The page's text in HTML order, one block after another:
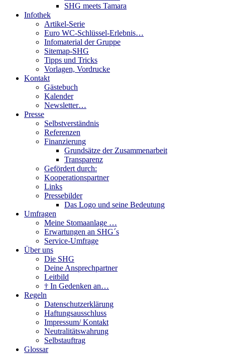
SHG meets Tamara
Infothek
Artikel-Serie
Euro WC-Schlüssel-Erlebnis…
Infomaterial der Gruppe
Sitemap-SHG
Tipps und Tricks
Vorlagen, Vordrucke
Kontakt
Gästebuch
Kalender
Newsletter…
Presse
Selbstverständnis
Referenzen
Finanzierung
Grundsätze der Zusammenarbeit
Transparenz
Gefördert durch:
Kooperationspartner
Links
Pressebilder
Das Logo und seine Bedeutung
Umfragen
Meine Stomaanlage …
Erwartungen an SHG´s
Service-Umfrage
Über uns
Die SHG
Deine Ansprechpartner
Leitbild
† In Gedenken an…
Regeln
Datenschutzerklärung
Haftungsausschluss
Impressum/ Kontakt
Neutralitätswahrung
Selbstauftrag
Glossar